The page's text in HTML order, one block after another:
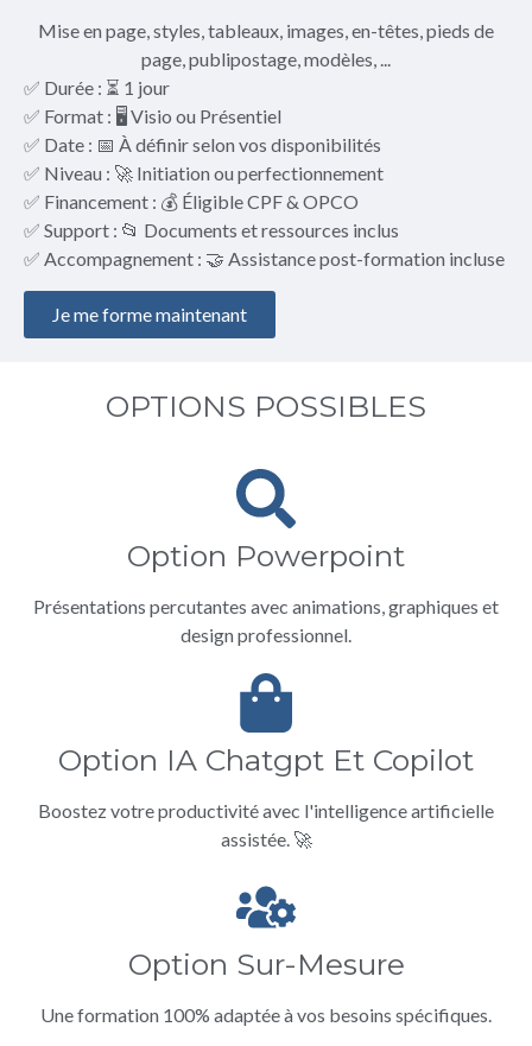
Mise en page, styles, tableaux, images, en-têtes, pieds de
page, publipostage, modèles, ...
✅ Durée : ⏳ 1 jour
✅ Format : 🖥️ Visio ou Présentiel
✅ Date : 📅 À définir selon vos disponibilités
✅ Niveau : 🚀 Initiation ou perfectionnement
✅ Financement : 💰 Éligible CPF & OPCO
✅ Support : 📂 Documents et ressources inclus
✅ Accompagnement : 🤝 Assistance post-formation incluse
Je me forme maintenant
OPTIONS POSSIBLES
Option Powerpoint
Présentations percutantes avec animations, graphiques et
design professionnel.
Option IA Chatgpt Et Copilot
Boostez votre productivité avec l'intelligence artificielle
assistée. 🚀
Option Sur-Mesure
Une formation 100% adaptée à vos besoins spécifiques.